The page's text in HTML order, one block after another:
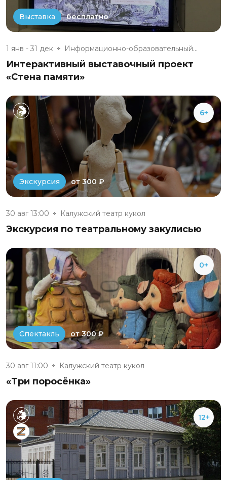
Выставка бесплатно
1 янв - 31 дек Информационно-образовательный...
Интерактивный выставочный проект
«Стена памяти»
6+
Экскурсия от 300 ₽
30 авг 13:00 Калужский театр кукол
Экскурсия по театральному закулисью
0+
Спектакль от 300 ₽
30 авг 11:00 Калужский театр кукол
«Три поросёнка»
12+